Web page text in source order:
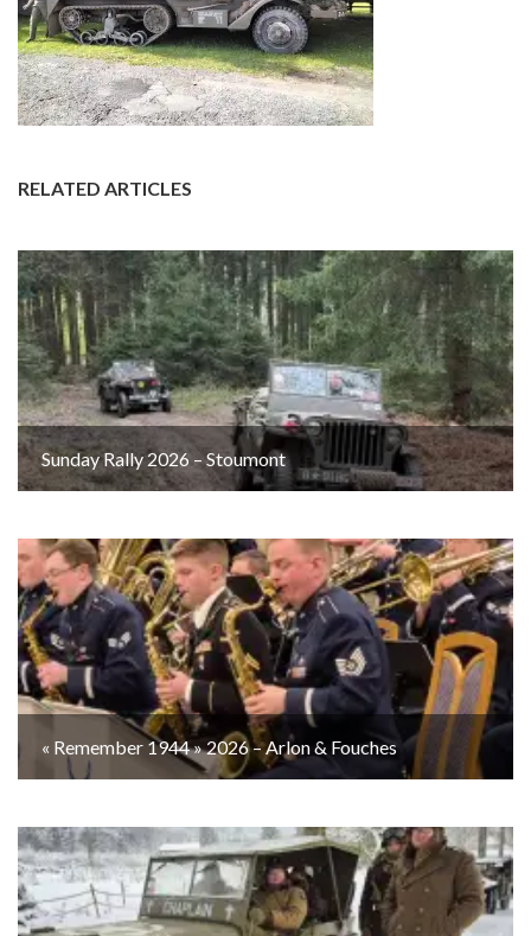
RELATED ARTICLES
Sunday Rally 2026 – Stoumont
« Remember 1944 » 2026 – Arlon & Fouches